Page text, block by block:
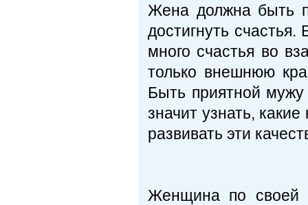
Жена должна быть
достигнуть
много счастья во
только внешнюю
Быть приятной
значит узнать,
развивать эти
Женщина по своей